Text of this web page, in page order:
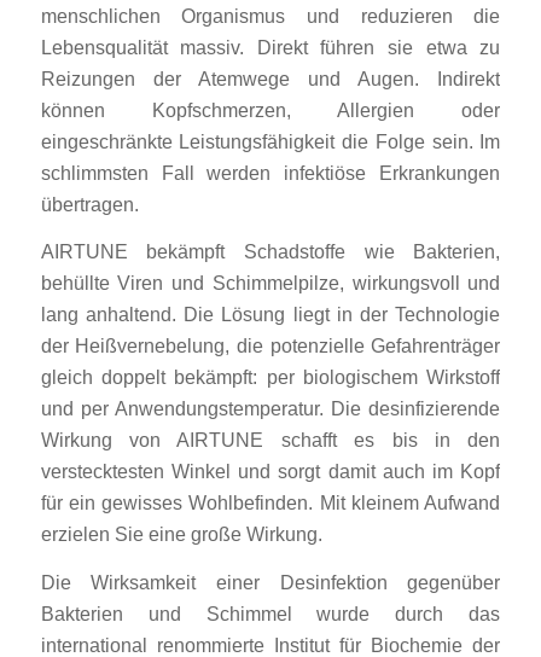
menschlichen Organismus und reduzieren die
Lebensqualität massiv. Direkt führen sie etwa zu
Reizungen der Atemwege und Augen. Indirekt
können Kopfschmerzen, Allergien oder
eingeschränkte Leistungsfähigkeit die Folge sein. Im
schlimmsten Fall werden infektiöse Erkrankungen
übertragen.
AIRTUNE bekämpft Schadstoffe wie Bakterien,
behüllte Viren und Schimmelpilze, wirkungsvoll und
lang anhaltend. Die Lösung liegt in der Technologie
der Heißvernebelung, die potenzielle Gefahrenträger
gleich doppelt bekämpft: per biologischem Wirkstoff
und per Anwendungstemperatur. Die desinfizierende
Wirkung von AIRTUNE schafft es bis in den
verstecktesten Winkel und sorgt damit auch im Kopf
für ein gewisses Wohlbefinden. Mit kleinem Aufwand
erzielen Sie eine große Wirkung.
Die Wirksamkeit einer Desinfektion gegenüber
Bakterien und Schimmel wurde durch das
international renommierte Institut für Biochemie der